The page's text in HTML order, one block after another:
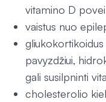
vitamino D
vaistus nuo
pavyzdžiui,
gali susilpninti
cholesterolio